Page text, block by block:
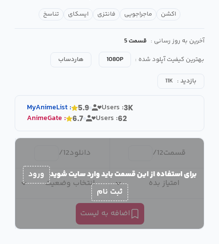
اکشن ماجراجویی فانتزی ایسکای تناسخ
آخرین به روز رسانی : قسمت 5
بهترین کیفیت آپلود شده :
1080P هاردساب
بازدید : 11K
MyAnimeList : 5.9 Users :3K
AnimeGate : 6.7 Users :62
قسمت12
/ دانلود12
/
امتیاز بده انتخاب وضعیت
اضافه به لیست
برای استفاده از این قسمت باید وارد سایت شوید ورود
ثبت نام